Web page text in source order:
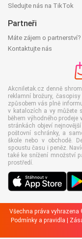
Sledujte nás na TikTok
Partneři
Máte zájem o partnerství?
Kontaktujte nás
Akcniletak.cz denně
reklamní brožury,
způsobem vás plně
v katalozích a vy můžete
během výhodného
stránkách objeví
poštovní schránky, a
škole nebo v obchodě.
spoustu času i peněz.
také ke snížení množství
prostředí.
Všechna práva vyhrazena
Podmínky a pravidla